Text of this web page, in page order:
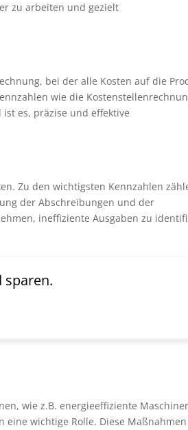
zu arbeiten und gezielt
bei der alle Kosten auf die
wie die
es, präzise und effektive
Zu den wichtigsten Kennzahlen
der Abschreibungen und der
ineffiziente Ausgaben zu
sparen.
wie z.B. energieeffiziente
wichtige Rolle. Diese